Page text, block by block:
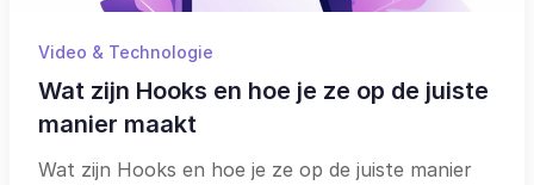
Video & Technologie
Wat zijn Hooks en hoe je ze op de juiste
manier maakt
Wat zijn Hooks en hoe je ze op de juiste manier